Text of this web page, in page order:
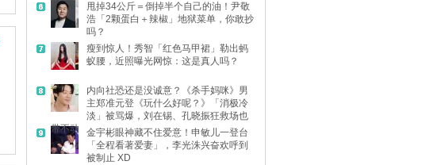
甩掉34公斤＝倒掉半个自己的油！尹敬
浩「2颗蛋白＋辣椒」地狱菜单，你敢抄
吗？
瘦到惊人！秀智「红色马甲裙」勒出蚂
蚁腰，近照曝光网惊：这是真人吗？
内向社恐还是没诚意？《杀手妈咪》男
主郑准元登《玩什么好呢？》「消极冷
淡」被骂爆，刘在锡、孔晓振狂救场也
带不动
金宇彬眼神藏不住爱意！申敏儿一登台
「全程看著爱妻」，李光洙兴奋欢呼到
被制止 XD